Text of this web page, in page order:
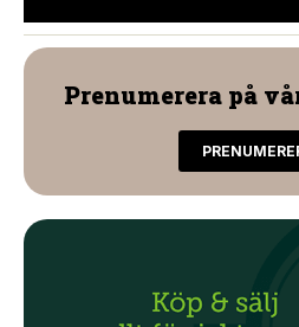
Prenumerera på